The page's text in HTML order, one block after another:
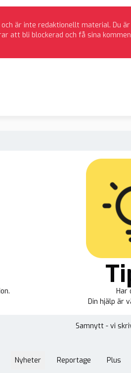
är inte redaktionellt material. Du
att bli blockerad och få sina
Har
Din hjälp är
Samnytt - vi
Nyheter Reportage Plus